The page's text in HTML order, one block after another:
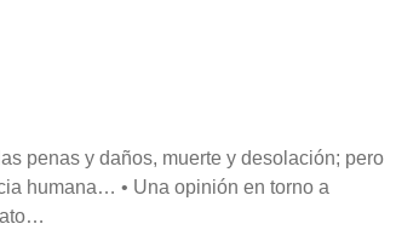
penas y daños, muerte y desolación; pero
humana… • Una opinión en torno a